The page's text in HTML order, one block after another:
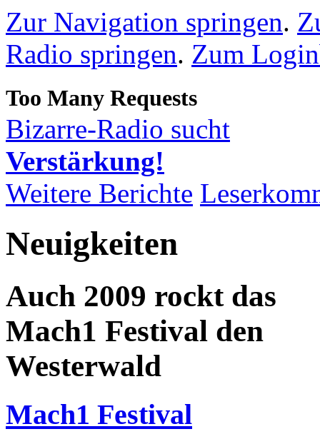
Zur Navigation springen.
Radio springen. Zum
Bizarre-Radio sucht
Verstärkung!
Weitere Berichte
Neuigkeiten
Auch 2009 rockt das
Mach1 Festival den
Westerwald
Mach1 Festival